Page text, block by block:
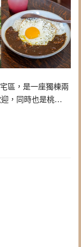
區，是一座獨棟兩
迎，同時也是桃…